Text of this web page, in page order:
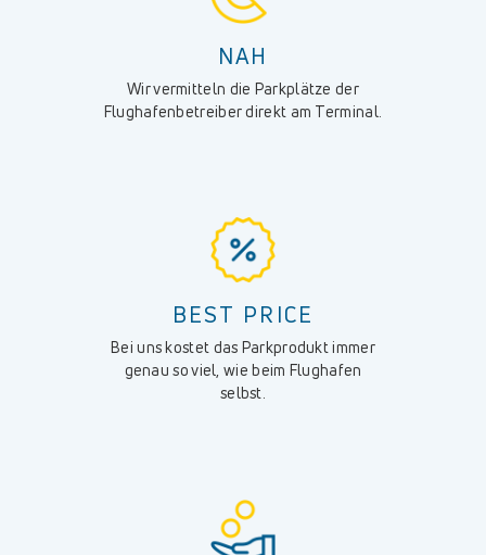
NAH
Wir vermitteln die Parkplätze der
Flughafenbetreiber direkt am Terminal.
BEST PRICE
Bei uns kostet das Parkprodukt immer
genau so viel, wie beim Flughafen
selbst.